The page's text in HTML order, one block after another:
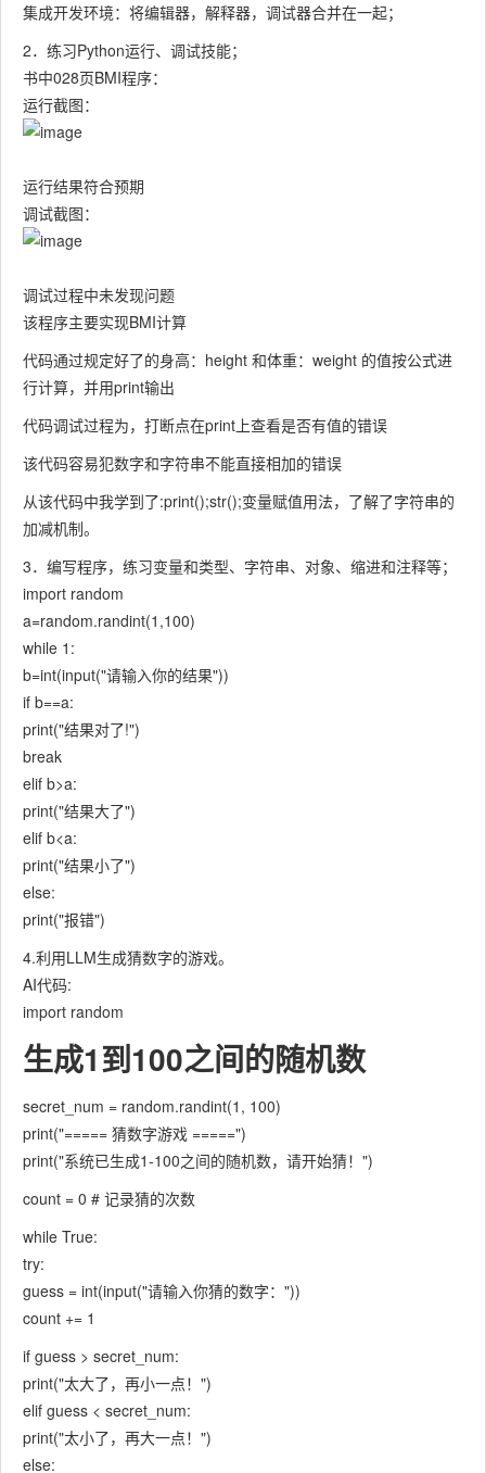
集成开发环境：将编辑器，解释器，调试器合并在一起；
2．练习Python运行、调试技能；
书中028页BMI程序：
运行截图：
运行结果符合预期
调试截图：
调试过程中未发现问题
该程序主要实现BMI计算
代码通过规定好了的身高：height 和体重：weight 的值按公式进
行计算，并用print输出
代码调试过程为，打断点在print上查看是否有值的错误
该代码容易犯数字和字符串不能直接相加的错误
从该代码中我学到了:print();str();变量赋值用法，了解了字符串的
加减机制。
3．编写程序，练习变量和类型、字符串、对象、缩进和注释等；
import random
a=random.randint(1,100)
while 1:
b=int(input("请输入你的结果"))
if b==a:
print("结果对了!")
break
elif b>a:
print("结果大了")
elif b<a:
print("结果小了")
else:
print("报错")
4.利用LLM生成猜数字的游戏。
AI代码:
import random
生成1到100之间的随机数
secret_num = random.randint(1, 100)
print("===== 猜数字游戏 =====")
print("系统已生成1-100之间的随机数，请开始猜！")
count = 0 # 记录猜的次数
while True:
try:
guess = int(input("请输入你猜的数字："))
count += 1
if guess > secret_num:
print("太大了，再小一点！")
elif guess < secret_num:
print("太小了，再大一点！")
else: